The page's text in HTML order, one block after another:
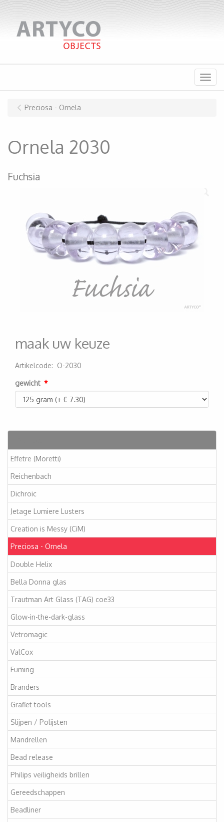
Menu
Effetre (Moretti)
Reichenbach
Dichroic
Jetage Lumiere Lusters
Creation is Messy (CiM)
Preciosa - Ornela
Double Helix
Bella Donna glas
Trautman Art Glass (TAG) coe33
Glow-in-the-dark-glass
Vetromagic
ValCox
Fuming
Branders
Grafiet tools
Slijpen / Polijsten
Mandrellen
Bead release
Philips veiligheids brillen
Gereedschappen
Beadliner
Preciosa - Ornela
Ornela 2030
Fuchsia
maak uw keuze
Artikelcode: O-2030
gewicht